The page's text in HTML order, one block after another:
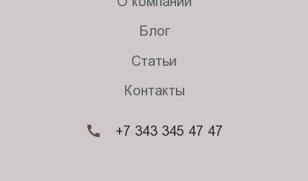
Блог
Статьи
Контакты
+7 343 345 47 47